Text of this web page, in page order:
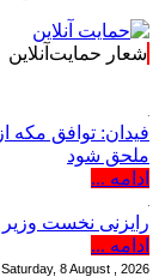
شعار حمایت‌آنلاین
ملحق شود
ادامه ...
رایزنی نخست وزیر
ادامه ...
Saturday, 8 August , 2026